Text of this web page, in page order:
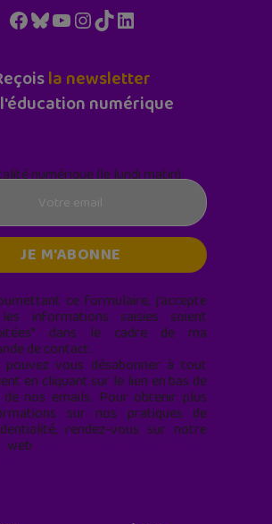
Facebook
Bluesky
YouTube
Instagram
TikTokLinkedIn
la newsletter
numérique
numérique (le lundi matin)
ce formulaire, j’accepte
informations saisies soient
dans le cadre de ma
de contact.
pouvez vous désabonner à tout
en cliquant sur le lien en bas de
de nos emails. Pour obtenir plus
sur nos pratiques de
rendez-vous sur notre